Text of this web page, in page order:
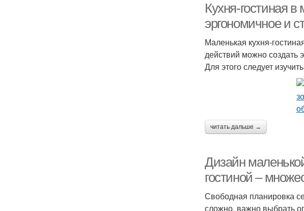
Кухня-гостиная в
эргономичное и
Маленькая кухня-
действий можно создать
Для этого следует
читать дальше →
Дизайн
гостиной –
Свободная планировка
сложно, важно выбрать